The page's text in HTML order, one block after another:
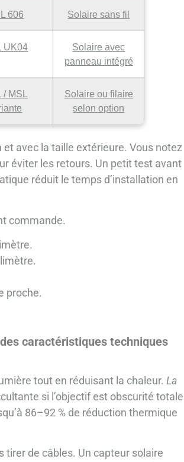
606 Solaire sans fil
UK04
Solaire avec
panneau intégré
/ MSL
Solaire ou filaire
selon option
avec la taille extérieure. Vous notez
éviter les retours. Un petit test avant
réduit le temps d’installation en
commande.
proche.
caractéristiques techniques
tout en réduisant la chaleur. La
si l’objectif est obscurité totale
86–92 % de réduction thermique
tirer de câbles. Un capteur solaire